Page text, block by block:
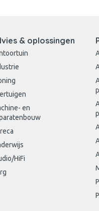
& oplossingen
en
HiFi